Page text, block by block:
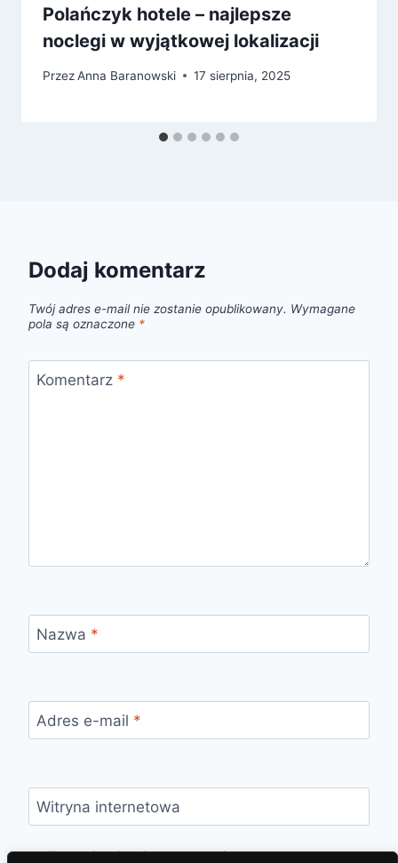
Polańczyk hotele – najlepsze
noclegi w wyjątkowej lokalizacji
PrzezAnna Baranowski 17 sierpnia, 2025
Dodaj komentarz
Twój adres e-mail nie zostanie opublikowany. Wymagane
pola są oznaczone *
Komentarz *
Nazwa *
Adres e-mail *
Witryna internetowa
Zapamiętaj moje dane w tej przeglądarce